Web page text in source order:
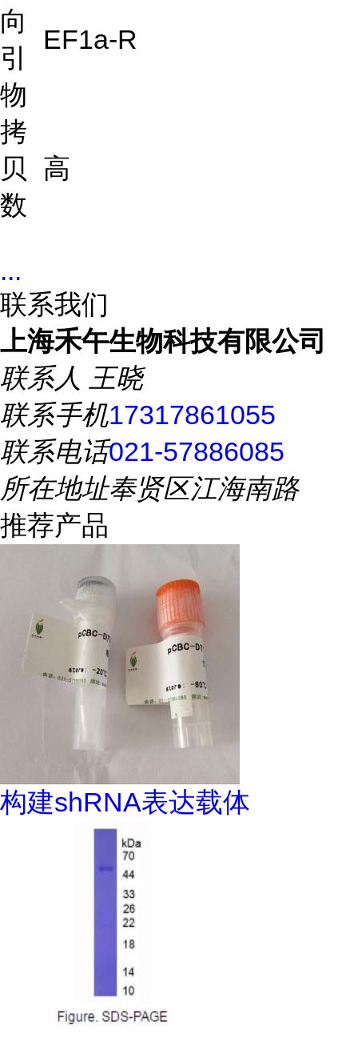
向
引
物
EF1a-R
拷
贝
数
高
...
联系我们
上海禾午生物科技有限公司
联系人 王晓
联系手机17317861055
联系电话021-57886085
所在地址奉贤区江海南路
推荐产品
构建shRNA表达载体